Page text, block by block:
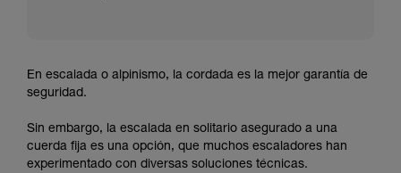
En escalada o alpinismo, la cordada es la mejor garantía de
seguridad.
Sin embargo, la escalada en solitario asegurado a una
cuerda fija es una opción, que muchos escaladores han
experimentado con diversas soluciones técnicas.